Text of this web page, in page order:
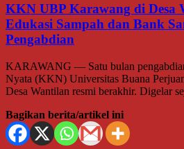
KKN UBP Karawang di Desa
Edukasi Sampah dan Bank
Pengabdian
KARAWANG — Satu bulan
Nyata (KKN) Universitas Buana
Desa Wantilan resmi berakhir. Digelar
Bagikan berita/artikel ini